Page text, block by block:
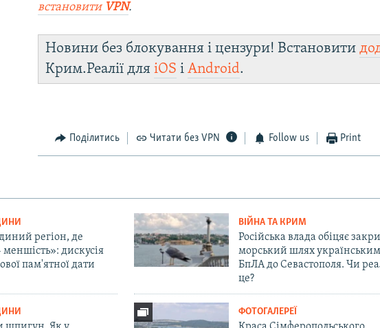
встановити VPN.
Новини без блокування і цензури! Встановити
Крим.Реалії дляiOS іAndroid.
Поділитись Читати без VPN Follow us Print
регіон, де
меншість»: дискусія
пам'ятної дати
ВІЙНА ТА КРИМ
Російська влада обіцяє
морський шлях українським
БпЛА до Севастополя. Чи
це?
ФОТОГАЛЕРЕЇ